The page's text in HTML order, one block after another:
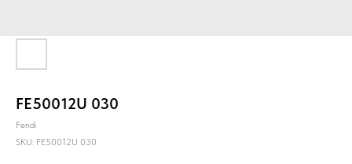
FE50012U 030
Fendi
SKU: FE50012U 030